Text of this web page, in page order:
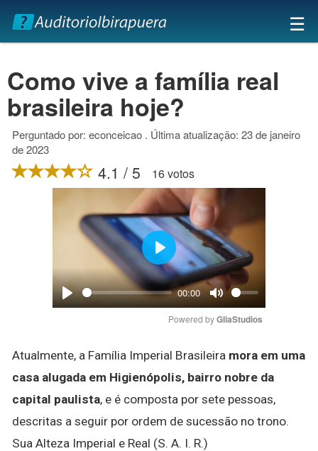
×
☰
Como vive a família real
brasileira hoje?
Perguntado por: econceicao . Última atualização: 23 de janeiro
de 2023
4.1 / 5 16 votos
Play
00:00
Mute
Play
Powered by GliaStudios
Atualmente, a Família Imperial Brasileira mora em uma
casa alugada em Higienópolis, bairro nobre da
capital paulista, e é composta por sete pessoas,
descritas a seguir por ordem de sucessão no trono.
Sua Alteza Imperial e Real (S. A. I. R.)